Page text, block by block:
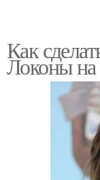
Как
Локоны на